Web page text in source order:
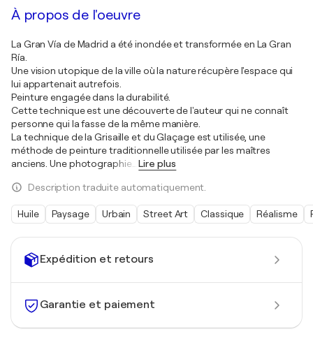
Expédition et retours
Garantie et paiement
À propos de l'oeuvre
La Gran Vía de Madrid a été inondée et transformée en La Gran
Ría.
Une vision utopique de la ville où la nature récupère l'espace qui
lui appartenait autrefois.
Peinture engagée dans la durabilité.
Cette technique est une découverte de l'auteur qui ne connaît
personne qui la fasse de la même manière.
La technique de la Grisaille et du Glaçage est utilisée, une
méthode de peinture traditionnelle utilisée par les maîtres
anciens. Une photographie
Lire plus
Description traduite automatiquement.
Huile Paysage Urbain Street Art Classique Réalisme